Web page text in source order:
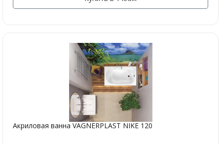
Акриловая ванна VAGNERPLAST NIKE 120